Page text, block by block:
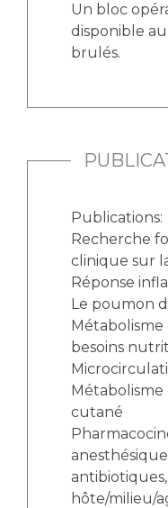
Un bloc
disponible
brulés.
Publications:
Recherche
clinique sur
Réponse
Le poumon
besoins
cutané
hôte/milieu/